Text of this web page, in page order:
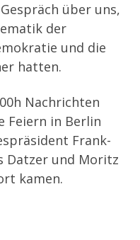
über uns,
der
und die
hatten.
Nachrichten
Feiern in Berlin
Frank-
Datzer und Moritz
kamen.